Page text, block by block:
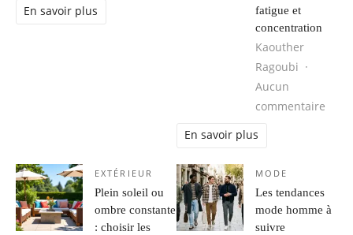
En savoir plus
fatigue et
concentration
Kaouther
Ragoubi
Aucun
commentaire
En savoir plus
EXTÉRIEUR
Plein soleil ou
ombre constante
: choisir les
MODE
Les tendances
mode homme à
suivre